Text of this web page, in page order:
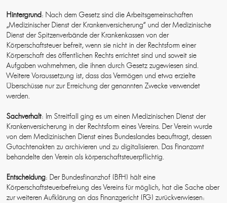
Hintergrund: Nach dem Gesetz sind die Arbeitsgemeinschaften
„Medizinischer Dienst der Krankenversicherung“ und der Medizinische
Dienst der Spitzenverbände der Krankenkassen von der
Körperschaftsteuer befreit, wenn sie nicht in der Rechtsform einer
Körperschaft des öffentlichen Rechts errichtet sind und soweit sie
Aufgaben wahrnehmen, die ihnen durch Gesetz zugewiesen sind.
Weitere Voraussetzung ist, dass das Vermögen und etwa erzielte
Überschüsse nur zur Erreichung der genannten Zwecke verwendet
werden.
Sachverhalt: Im Streitfall ging es um einen Medizinischen Dienst der
Krankenversicherung in der Rechtsform eines Vereins. Der Verein wurde
von dem Medizinischen Dienst eines Bundeslandes beauftragt, dessen
Gutachtenakten zu archivieren und zu digitalisieren. Das Finanzamt
behandelte den Verein als körperschaftsteuerpflichtig.
Entscheidung: Der Bundesfinanzhof (BFH) hält eine
Körperschaftsteuerbefreiung des Vereins für möglich, hat die Sache aber
zur weiteren Aufklärung an das Finanzgericht (FG) zurückverwiesen: